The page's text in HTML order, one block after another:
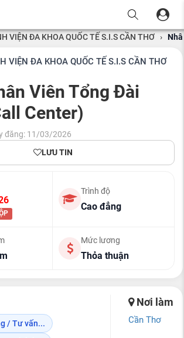
VIỆN ĐA KHOA QUỐC TẾ S.I.S CẦN THƠ ›
VIỆN ĐA KHOA QUỐC TẾ S.I.S CẦN THƠ
Viên Tổng Đài
Center)
đăng: 11/03/2026
LƯU TIN
Trình độ
Cao đẳng
Mức lương
Thỏa thuận
/ Tư vấn...
Nơi làm
Cần Thơ